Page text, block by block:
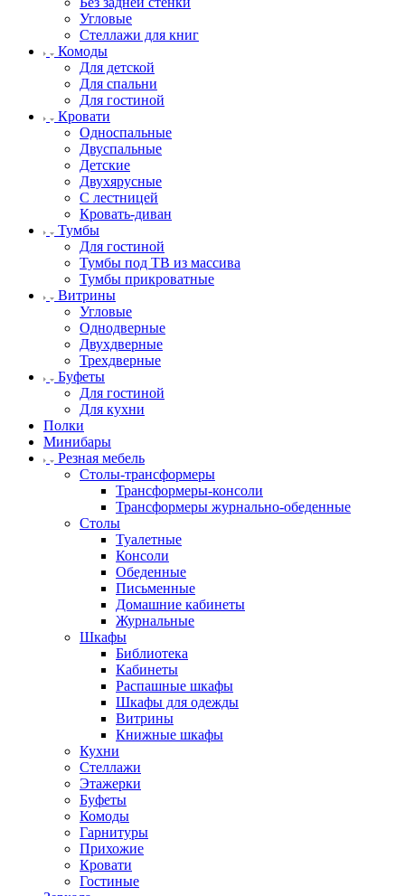
Угловые
Стеллажи для книг
Комоды
Для детской
Для спальни
Для гостиной
Кровати
Односпальные
Двуспальные
Детские
Двухярусные
С лестницей
Кровать-диван
Тумбы
Для гостиной
Тумбы под ТВ из массива
Тумбы прикроватные
Витрины
Угловые
Однодверные
Двухдверные
Трехдверные
Буфеты
Для гостиной
Для кухни
Полки
Минибары
Резная мебель
Столы-трансформеры
Трансформеры-консоли
Трансформеры журнально-обеденные
Столы
Туалетные
Консоли
Обеденные
Письменные
Домашние кабинеты
Журнальные
Шкафы
Библиотека
Кабинеты
Распашные шкафы
Шкафы для одежды
Витрины
Книжные шкафы
Кухни
Стеллажи
Этажерки
Буфеты
Комоды
Гарнитуры
Прихожие
Кровати
Гостиные